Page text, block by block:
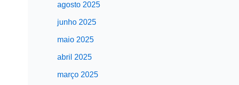
agosto 2025
junho 2025
maio 2025
abril 2025
março 2025